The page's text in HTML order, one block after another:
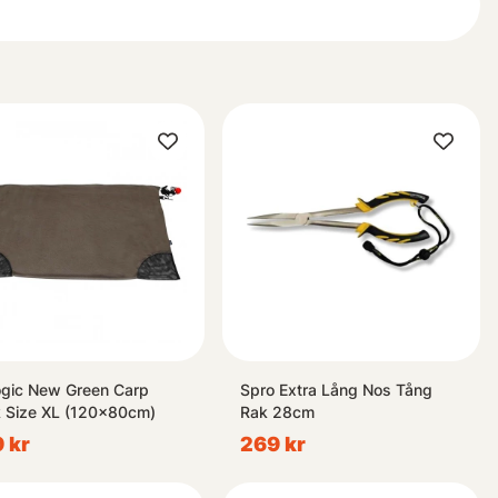
samt lockbeten designade för att maximera
New Green Carp
Size XL (120x80cm)
kr
Spro Extra Lång Nos Tång
Rak 28cm
269 kr